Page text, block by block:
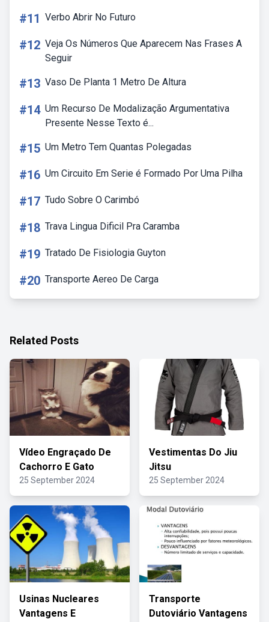
#11 Verbo Abrir No Futuro
#12 Veja Os Números Que Aparecem Nas Frases A
Seguir
#13 Vaso De Planta 1 Metro De Altura
#14 Um Recurso De Modalização Argumentativa
Presente Nesse Texto é...
#15 Um Metro Tem Quantas Polegadas
#16 Um Circuito Em Serie é Formado Por Uma Pilha
#17 Tudo Sobre O Carimbó
#18 Trava Lingua Dificil Pra Caramba
#19 Tratado De Fisiologia Guyton
#20 Transporte Aereo De Carga
Related Posts
Vídeo Engraçado De
Cachorro E Gato
25 September 2024
Vestimentas Do Jiu
Jitsu
25 September 2024
Usinas Nucleares
Vantagens E
Transporte
Dutoviário Vantagens